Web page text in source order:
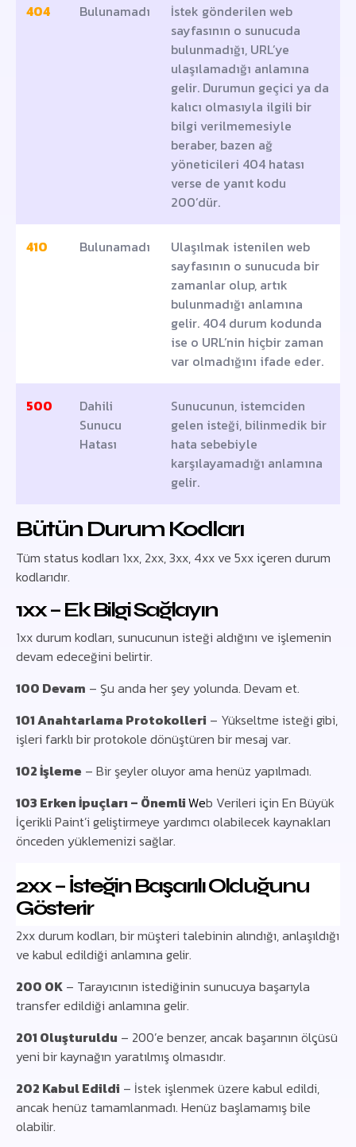
404 Bulunamadı
İstek gönderilen web
sayfasının o sunucuda
bulunmadığı, URL’ye
ulaşılamadığı anlamına
gelir. Durumun geçici ya da
kalıcı olmasıyla ilgili bir
bilgi verilmemesiyle
beraber, bazen ağ
yöneticileri 404 hatası
verse de yanıt kodu
200’dür.
410 Bulunamadı
Ulaşılmak istenilen web
sayfasının o sunucuda bir
zamanlar olup, artık
bulunmadığı anlamına
gelir. 404 durum kodunda
ise o URL’nin hiçbir zaman
var olmadığını ifade eder.
500
Dahili
Sunucu
Hatası
Sunucunun, istemciden
gelen isteği, bilinmedik bir
hata sebebiyle
karşılayamadığı anlamına
gelir.
Bütün Durum Kodları
Tüm status kodları 1xx, 2xx, 3xx, 4xx ve 5xx içeren durum
kodlarıdır.
1xx – Ek Bilgi Sağlayın
1xx durum kodları, sunucunun isteği aldığını ve işlemenin
devam edeceğini belirtir.
100 Devam – Şu anda her şey yolunda. Devam et.
101 Anahtarlama Protokolleri – Yükseltme isteği gibi,
işleri farklı bir protokole dönüştüren bir mesaj var.
102 İşleme – Bir şeyler oluyor ama henüz yapılmadı.
103 Erken İpuçları – ÖnemliWeb Verileri için En Büyük
İçerikli Paint’i geliştirmeye yardımcı olabilecek kaynakları
önceden yüklemenizi sağlar.
2xx – İsteğin Başarılı Olduğunu
Gösterir
2xx durum kodları, bir müşteri talebinin alındığı, anlaşıldığı
ve kabul edildiği anlamına gelir.
200 OK – Tarayıcının istediğinin sunucuya başarıyla
transfer edildiği anlamına gelir.
201 Oluşturuldu – 200’e benzer, ancak başarının ölçüsü
yeni bir kaynağın yaratılmış olmasıdır.
202 Kabul Edildi – İstek işlenmek üzere kabul edildi,
ancak henüz tamamlanmadı. Henüz başlamamış bile
olabilir.